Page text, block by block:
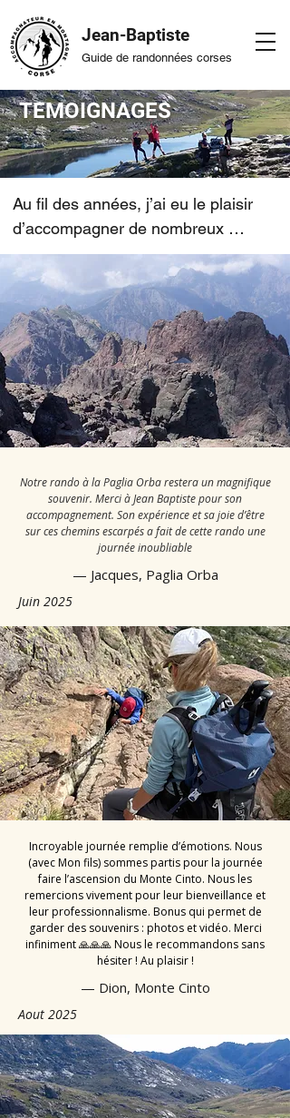
Jean-Baptiste
Guide de randonnées corses
TEMOIGNAGES
Au fil des années, j’ai eu le plaisir
d’accompagner de nombreux
randonneurs sur les sentiers corses,
pour leur faire découvrir la beauté et
la richesse de cette nature unique.​
Leurs témoignages racontent mieux
que moi ce qu’ils ont vécu : la
splendeur des paysages, la
convivialité du groupe, les efforts
partagés et la simplicité des bons
moments passés ensemble.
Un grand merci à toutes celles et
ceux qui ont pris le temps de laisser
un message après leur aventure.
Vos mots reflètent ce qui me motive
corse avec passion, sincérité et
authenticité.
Notre rando à la Paglia Orba restera un magnifique
souvenir. Merci à Jean Baptiste pour son
accompagnement. Son expérience et sa joie d’être
sur ces chemins escarpés a fait de cette rando une
journée inoubliable
— Jacques, Paglia Orba
Juin 2025
Incroyable journée remplie d’émotions. Nous
(avec Mon fils) sommes partis pour la journée
faire l’ascension du Monte Cinto. Nous les
remercions vivement pour leur bienveillance et
leur professionnalisme. Bonus qui permet de
garder des souvenirs : photos et vidéo. Merci
infiniment 🙏🙏🙏 Nous le recommandons sans
hésiter ! Au plaisir !
— Dion, Monte Cinto
Aout 2025